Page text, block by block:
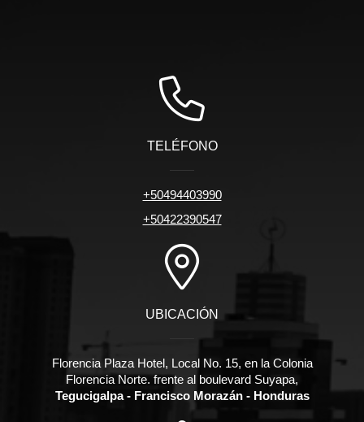
TELÉFONO
+50494403990
+50422390547
UBICACIÓN
Florencia Plaza Hotel, Local No. 15, en la Colonia
Florencia Norte. frente al boulevard Suyapa,
Tegucigalpa - Francisco Morazán - Honduras